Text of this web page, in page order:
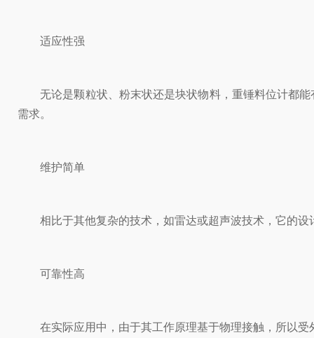
适应性强
无论是颗粒状、粉末状还是块状物料，重锤料位计都能
需求。
维护简单
相比于其他复杂的技术，如雷达或超声波技术，它的设
可靠性高
在实际应用中，由于其工作原理基于物理接触，所以受